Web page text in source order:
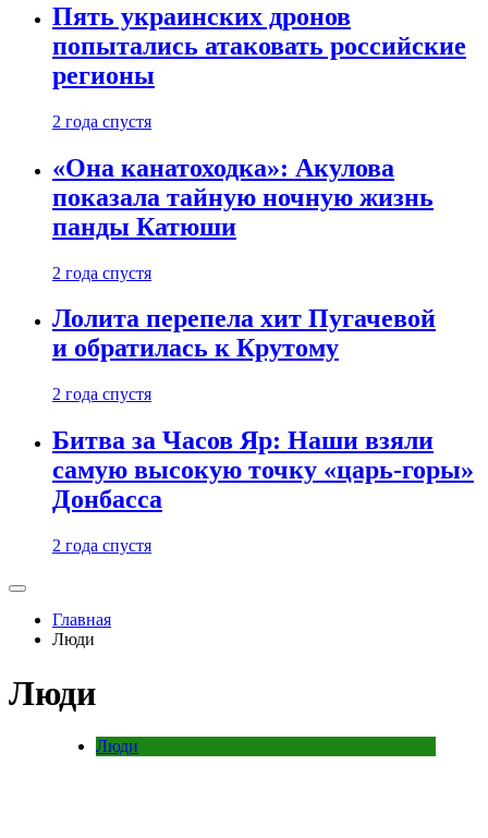
Пять украинских дронов
попытались атаковать российские
регионы
2 года спустя
«Она канатоходка»: Акулова
показала тайную ночную жизнь
панды Катюши
2 года спустя
Лолита перепела хит Пугачевой
и обратилась к Крутому
2 года спустя
Битва за Часов Яр: Наши взяли
самую высокую точку «царь-горы»
Донбасса
2 года спустя
Главная
Люди
Люди
Люди